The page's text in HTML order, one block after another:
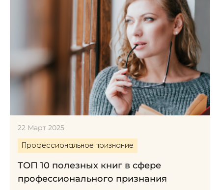
22 Март 2025
Профессиональное признание
ТОП 10 полезных книг в сфере
профессионального признания